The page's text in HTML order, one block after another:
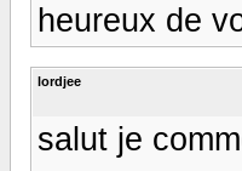
heureux de
lordjee
salut je